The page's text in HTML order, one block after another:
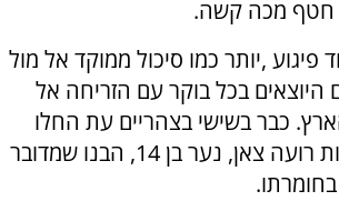
חטף מכה קשה.
פיגוע ,יותר כמו סיכול ממוקד אל מול
היוצאים בכל בוקר עם הזריחה אל
כבר בשישי בצהריים עת החלו
הידיעות על העלמות רועה צאן, נער בן 14, הבנו שמדובר